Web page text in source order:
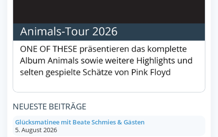
NEUESTE BEITRÄGE
Glücksmatinee mit Beate Schmies & Gästen
5. August 2026